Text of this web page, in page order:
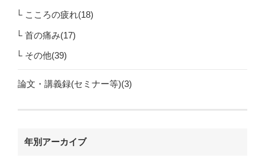
こころの疲れ(18)
首の痛み(17)
その他(39)
論文・講義録(セミナー等)(3)
年別アーカイブ